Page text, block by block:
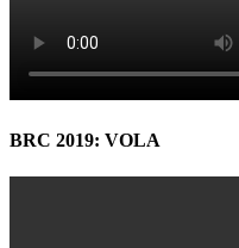
BRC 2019: VOLA